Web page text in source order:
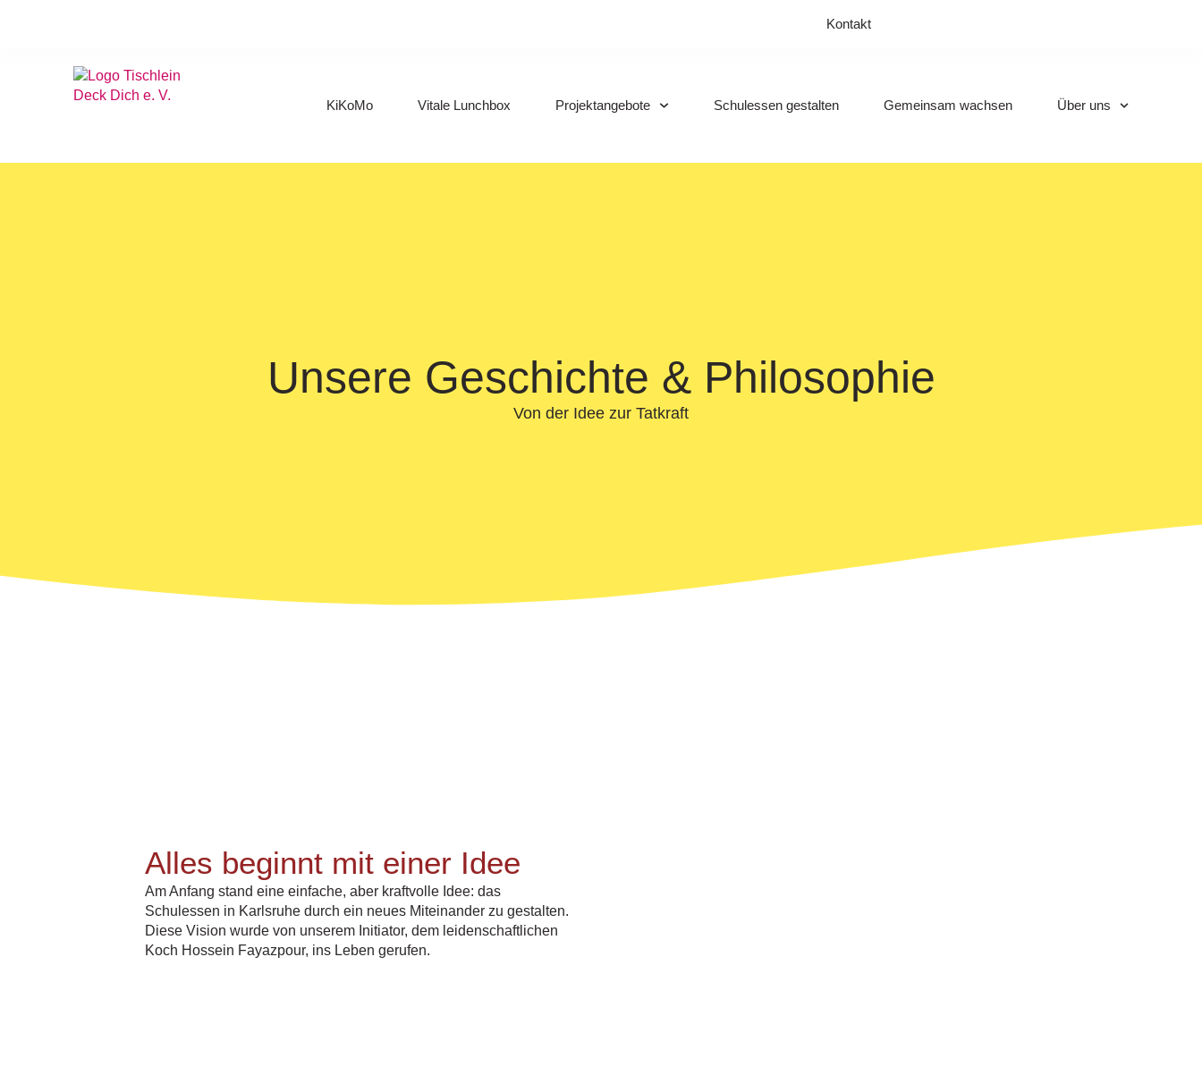
Kontakt
KiKoMo Vitale Lunchbox Projektangebote Schulessen gestalten Gemeinsam wachsen Über uns
Unsere Geschichte & Philosophie
Von der Idee zur Tatkraft
Alles beginnt mit einer Idee
Am Anfang stand eine einfache, aber kraftvolle Idee: das
Schulessen in Karlsruhe durch ein neues Miteinander zu gestalten.
Diese Vision wurde von unserem Initiator, dem leidenschaftlichen
Koch Hossein Fayazpour, ins Leben gerufen.